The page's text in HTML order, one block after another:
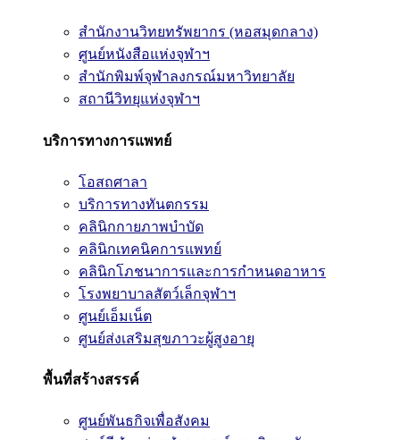
สำนักงานวิทยทรัพยากร (หอสมุดกลาง)
ศูนย์หนังสือแห่งจุฬาฯ
สำนักพิมพ์จุฬาลงกรณ์มหาวิทยาลัย
สถานีวิทยุแห่งจุฬาฯ
บริการทางการแพทย์
โอสถศาลา
บริการทางทันตกรรม
คลินิกกายภาพบำบัด
คลินิกเทคนิคการแพทย์
คลินิกโภชนาการและการกำหนดอาหาร
โรงพยาบาลสัตว์เล็กจุฬาฯ
ศูนย์เอ็มเน็ต
ศูนย์ส่งเสริมสุขภาวะผู้สูงอายุ
พื้นที่สร้างสรรค์
ศูนย์พันธกิจเพื่อสังคม